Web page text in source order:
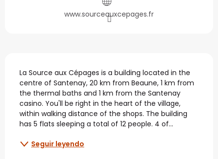
www.sourceauxcepages.fr
Descripción
La Source aux Cépages is a building located in the
centre of Santenay, 20 km from Beaune, 1 km from
the thermal baths and 1 km from the Santenay
casino. You'll be right in the heart of the village,
within walking distance of the shops. The building
has 5 flats sleeping a total of 12 people. 4 of...
Seguir leyendo